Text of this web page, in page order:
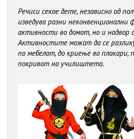
Речиси секое дете, независно од
изведува разни неконвенционални
активности во домот, но и надвор
Активностите можат да се
по мебелот, до криење во плакари,
покривот на училиштето.